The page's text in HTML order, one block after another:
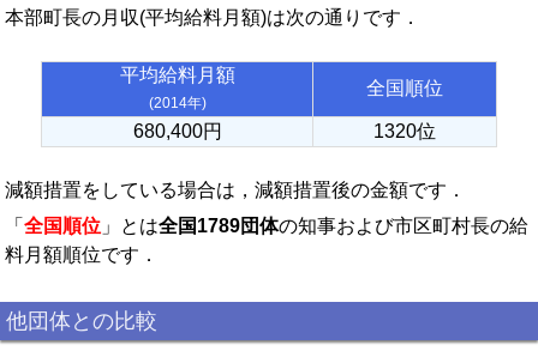
本部町長の月収(平均給料月額)は次の通りです．
平均給料月額
(2014年)
全国順位
680,400円 1320位
減額措置をしている場合は，減額措置後の金額です．
「 全国順位 」とは全国1789団体の知事および市区町村長の給
料月額順位です．
他団体との比較